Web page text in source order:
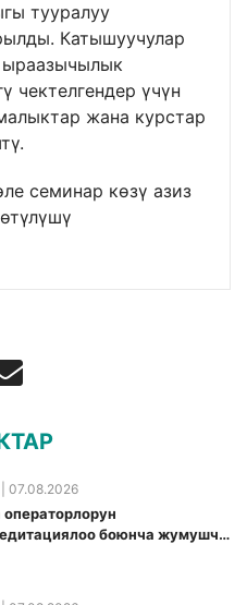
тууралуу
Катышуучулар
чектелгендер үчүн
жана курстар
семинар көзү азиз
| 07.08.2026
боюнча жумушчу